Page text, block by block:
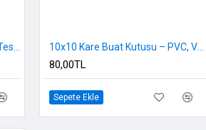
Siyah Geçmeli Kasa – Elektrik Tesisatı İçin, Pratik Montajlı, Sert PVC 10x10 Kare Buat Kutusu – PVC, Vidalı Kapaklı, Elektrik Bağlantı Kutusu
80,00TL
Sepete Ekle